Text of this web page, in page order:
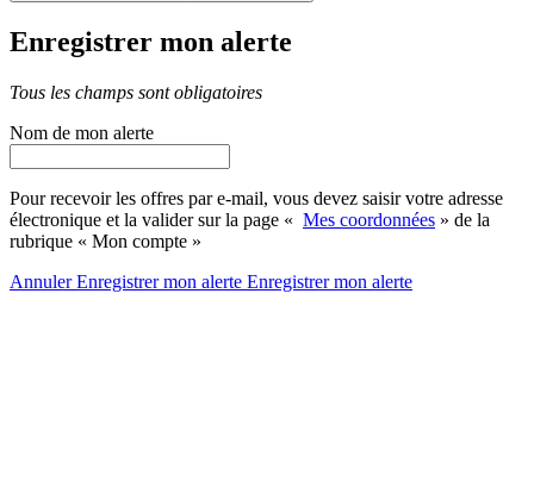
Enregistrer mon alerte
Tous les champs sont obligatoires
Nom de mon alerte
Pour recevoir les offres par e-mail, vous devez saisir votre adresse
électronique et la valider sur la page « Mes coordonnées » de la
rubrique « Mon compte »
AnnulerEnregistrer mon alerte Enregistrermon alerte